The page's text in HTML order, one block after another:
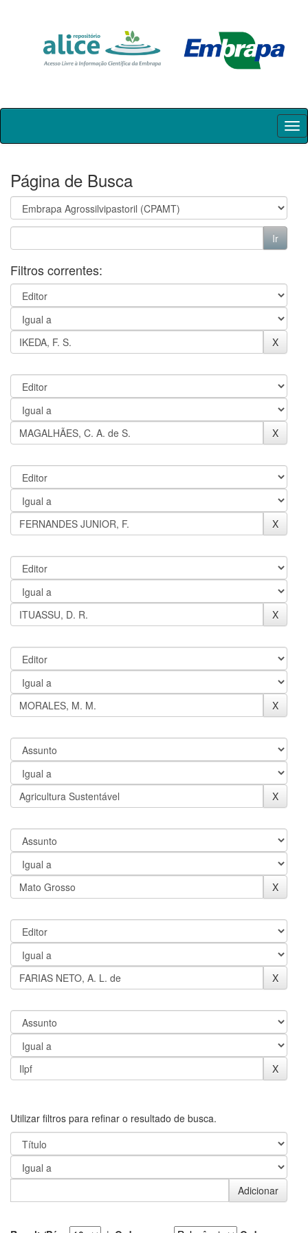
Skip
Página de Busca
Filtros correntes:
Utilizar filtros para refinar o resultado de busca.